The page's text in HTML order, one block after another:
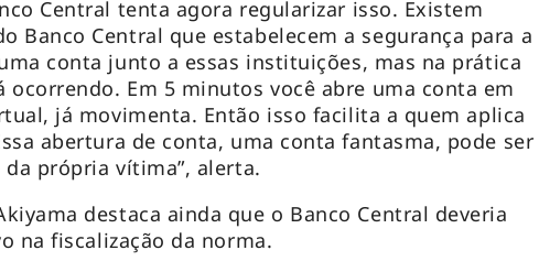
Central tenta agora regularizar isso. Existem
Banco Central que estabelecem a segurança para a
conta junto a essas instituições, mas na prática
ocorrendo. Em 5 minutos você abre uma conta em
já movimenta. Então isso facilita a quem aplica
abertura de conta, uma conta fantasma, pode ser
própria vítima”, alerta.
destaca ainda que o Banco Central deveria
na fiscalização da norma.